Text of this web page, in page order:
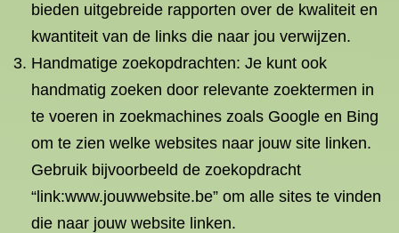
bieden uitgebreide rapporten over de kwaliteit en
kwantiteit van de links die naar jou verwijzen.
Handmatige zoekopdrachten: Je kunt ook
handmatig zoeken door relevante zoektermen in
te voeren in zoekmachines zoals Google en Bing
om te zien welke websites naar jouw site linken.
Gebruik bijvoorbeeld de zoekopdracht
“link:www.jouwwebsite.be” om alle sites te vinden
die naar jouw website linken.